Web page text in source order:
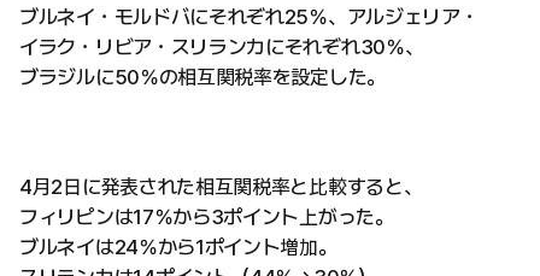
ブルネイ・モルドバにそれぞれ25％、アルジェリア・
イラク・リビア・スリランカにそれぞれ30％、
ブラジルに50％の相互関税率を設定した。
4月2日に発表された相互関税率と比較すると、
フィリピンは17％から3ポイント上がった。
ブルネイは24％から1ポイント増加。